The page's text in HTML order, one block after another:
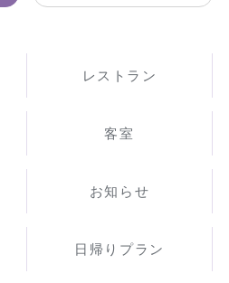
レストラン
客室
お知らせ
日帰りプラン